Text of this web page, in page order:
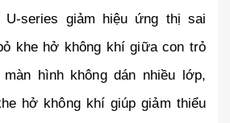
U-series giảm hiệu ứng thị sai
khe hở không khí giữa con trỏ
hình không dán nhiều lớp,
hở không khí giúp giảm thiểu